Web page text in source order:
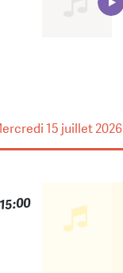
15 juillet 2026
15:00